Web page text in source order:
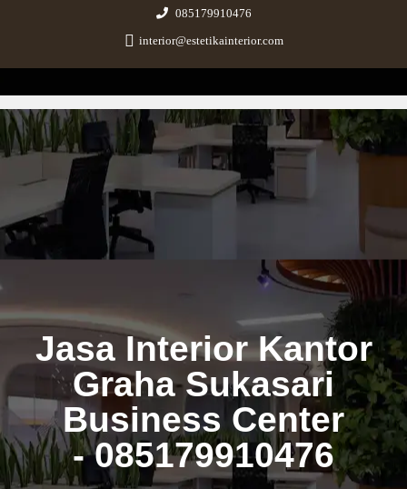
085179910476
interior@estetikainterior.com
Estetika Interior
Design & Build Consultant
Jasa Interior Kantor
Graha Sukasari
Business Center
- 085179910476